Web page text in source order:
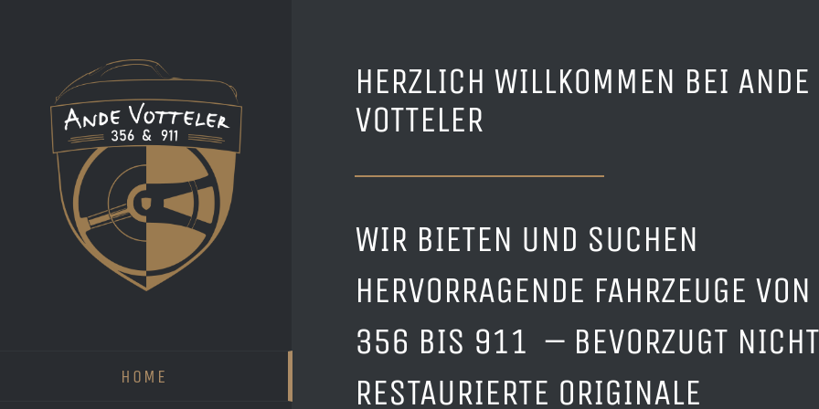
HOME
HERZLICH WILLKOMMEN BEI ANDE
VOTTELER
WIR BIETEN UND SUCHEN
HERVORRAGENDE FAHRZEUGE VON
356 BIS 911 – BEVORZUGT
RESTAURIERTE ORIGINALE